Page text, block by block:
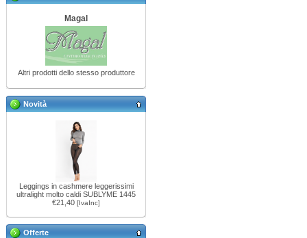
Magal
Altri prodotti dello stesso produttore
Novità
Leggings in cashmere leggerissimi
ultralight molto caldi SUBLYME 1445
€21,40 [IvaInc]
Offerte